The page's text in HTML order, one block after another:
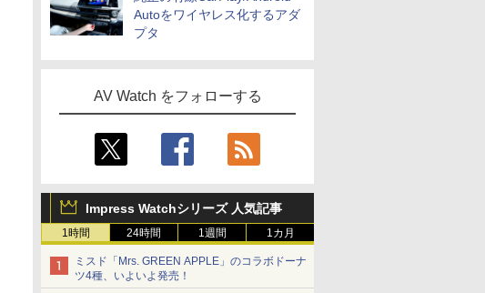
Autoをワイヤレス化するアダ
プタ
AV Watch をフォローする
Impress Watchシリーズ 人気記事
1時間 24時間 1週間 1カ月
ミスド「Mrs. GREEN APPLE」のコラボドーナ
ツ4種、いよいよ発売！